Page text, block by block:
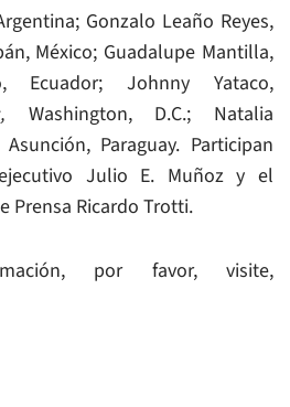
Gonzalo Leaño Reyes,
México; Guadalupe Mantilla,
Ecuador; Johnny Yataco,
Washington, D.C.; Natalia
Asunción, Paraguay. Participan
Julio E. Muñoz y el
Prensa Ricardo Trotti.
por favor, visite,